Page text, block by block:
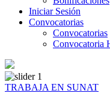
Iniciar Sesión
Convocatorias
Convocatorias
Convocatoria
TRABAJA EN SUNAT